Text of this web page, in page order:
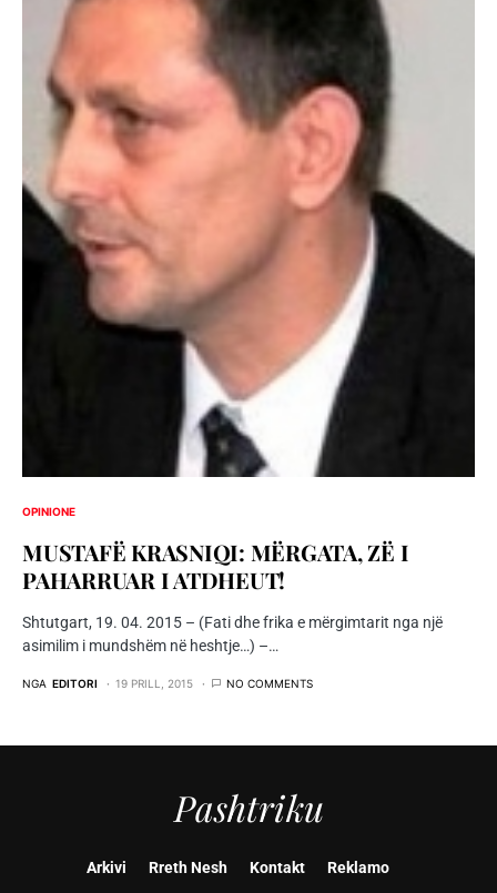
OPINIONE
MUSTAFË KRASNIQI: MËRGATA, ZË I
PAHARRUAR I ATDHEUT!
Shtutgart, 19. 04. 2015 – (Fati dhe frika e mërgimtarit nga një
asimilim i mundshëm në heshtje…) –…
NGA EDITORI 19 PRILL, 2015 NO COMMENTS
Pashtriku
Arkivi Rreth Nesh Kontakt
Reklamo